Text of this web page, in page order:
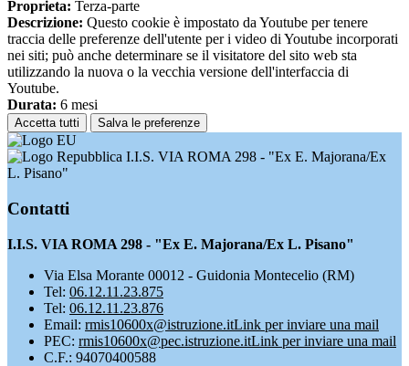
Proprieta: Terza-parte
Descrizione: Questo cookie è impostato da Youtube per tenere
traccia delle preferenze dell'utente per i video di Youtube incorporati
nei siti; può anche determinare se il visitatore del sito web sta
utilizzando la nuova o la vecchia versione dell'interfaccia di
Youtube.
Durata: 6 mesi
Accetta tutti Salva le preferenze
I.I.S. VIA ROMA 298 - "Ex E. Majorana/Ex
L. Pisano"
Contatti
I.I.S. VIA ROMA 298 - "Ex E. Majorana/Ex L. Pisano"
Via Elsa Morante 00012 - Guidonia Montecelio (RM)
Tel: 06.12.11.23.875
Tel: 06.12.11.23.876
Email: rmis10600x@istruzione.itLink per inviare una mail
PEC: rmis10600x@pec.istruzione.itLink per inviare una mail
C.F.: 94070400588